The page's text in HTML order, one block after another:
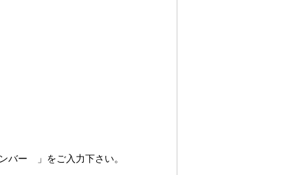
バー 」をご入力下さい。